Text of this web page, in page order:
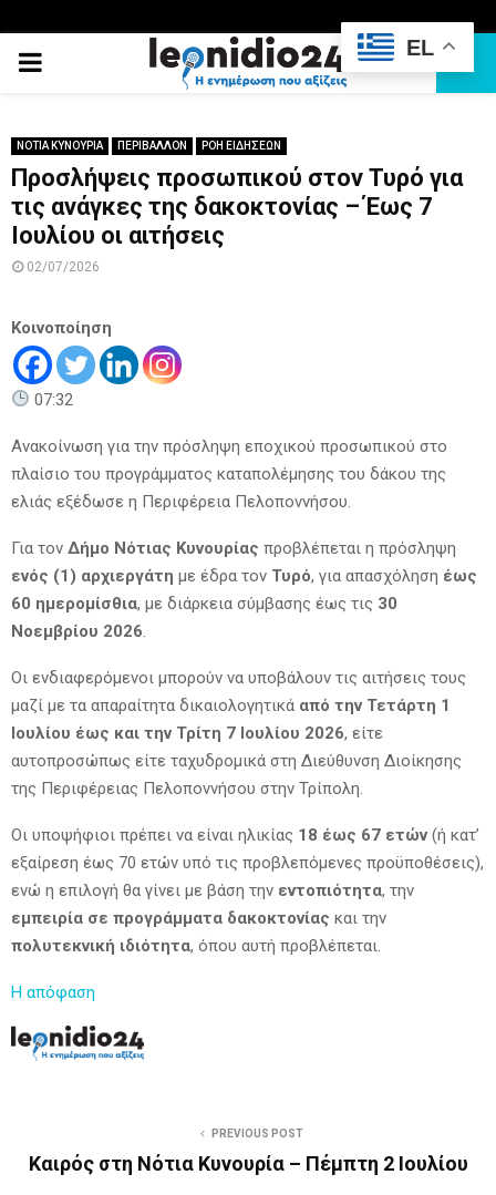
PRIMARY
ΝΟΤΙΑ ΚΥΝΟΥΡΙΑ ΠΕΡΙΒΑΛΛΟΝ ΡΟΗ ΕΙΔΗΣΕΩΝ
Προσλήψεις προσωπικού στον Τυρό για
τις ανάγκες της δακοκτονίας – Έως 7
Ιουλίου οι αιτήσεις
02/07/2026
Κοινοποίηση
07:32
Ανακοίνωση για την πρόσληψη εποχικού προσωπικού στο
πλαίσιο του προγράμματος καταπολέμησης του δάκου της
ελιάς εξέδωσε η Περιφέρεια Πελοποννήσου.
Για τον Δήμο Νότιας Κυνουρίας προβλέπεται η πρόσληψη
ενός (1) αρχιεργάτη με έδρα τον Τυρό, για απασχόληση έως
60 ημερομίσθια, με διάρκεια σύμβασης έως τις 30
Νοεμβρίου 2026
Οι ενδιαφερόμενοι μπορούν να υποβάλουν τις αιτήσεις τους
μαζί με τα απαραίτητα δικαιολογητικά από την Τετάρτη 1
Ιουλίου έως και την Τρίτη 7 Ιουλίου 2026, είτε
αυτοπροσώπως είτε ταχυδρομικά στη Διεύθυνση Διοίκησης
της Περιφέρειας Πελοποννήσου στην Τρίπολη.
Οι υποψήφιοι πρέπει να είναι ηλικίας 18 έως 67 ετών(ή κατ’
εξαίρεση έως 70 ετών υπό τις προβλεπόμενες προϋποθέσεις),
ενώ η επιλογή θα γίνει με βάση την εντοπιότητα, την
εμπειρία σε προγράμματα δακοκτονίας και την
πολυτεκνική ιδιότητα, όπου αυτή προβλέπεται.
Η απόφαση
PREVIOUS POST
Καιρός στη Νότια Κυνουρία – Πέμπτη 2 Ιουλίου
EL